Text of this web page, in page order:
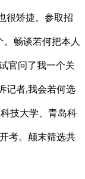
很矫捷。参取招
畅谈若何把本人
官问了我一个关
记者,我会若何选
技大学、青岛科
考。颠末筛选共